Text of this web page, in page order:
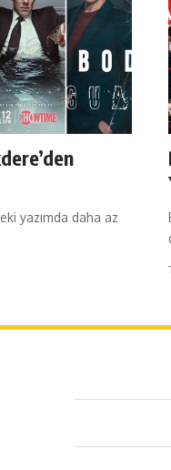
yazımda daha az
Caferağa
+90 543